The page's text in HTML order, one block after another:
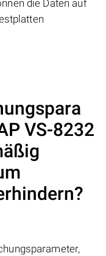
die Daten auf
VS-8232